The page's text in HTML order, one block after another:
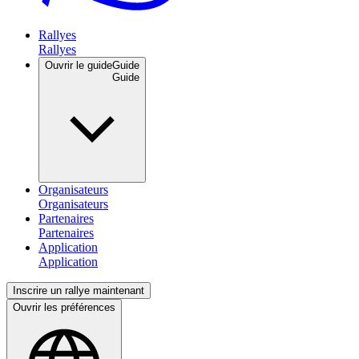
Rallyes
Ouvrir le guideGuide
Organisateurs
Partenaires
Application
Inscrire un rallye maintenant
Ouvrir les préférences